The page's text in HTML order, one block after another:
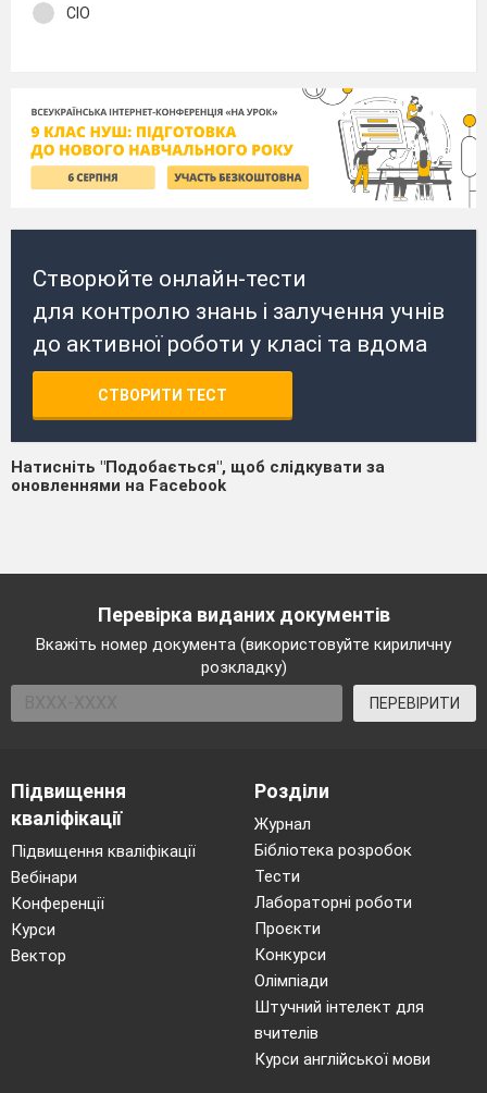
CIO
Створюйте онлайн-тести
для контролю знань і залучення учнів
до активної роботи у класі та вдома
СТВОРИТИ ТЕСТ
Натисніть "Подобається", щоб слідкувати за
оновленнями на Facebook
Перевірка виданих документів
Вкажіть номер документа (використовуйте кириличну
розкладку)
ПЕРЕВІРИТИ
Підвищення
кваліфікації
Підвищення кваліфікації
Вебінари
Конференції
Курси
Вектор
Розділи
Журнал
Бібліотека розробок
Тести
Лабораторні роботи
Проєкти
Конкурси
Олімпіади
Штучний інтелект для
вчителів
Курси англійської мови